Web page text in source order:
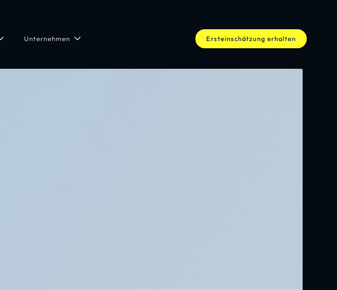
Unternehmen Ersteinschätzung erhalten